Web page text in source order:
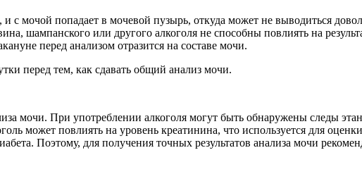
и c мочой попадает в мочевой пузырь, откуда может не выводиться
шампанского или другого алкоголя не способны повлиять на
перед анализом отразится на составе мочи.
перед тем, как сдавать общий анализ мочи.
мочи. При употреблении алкоголя могут быть обнаружены следы
может повлиять на уровень креатинина, что используется для
Поэтому, для получения точных результатов анализа мочи